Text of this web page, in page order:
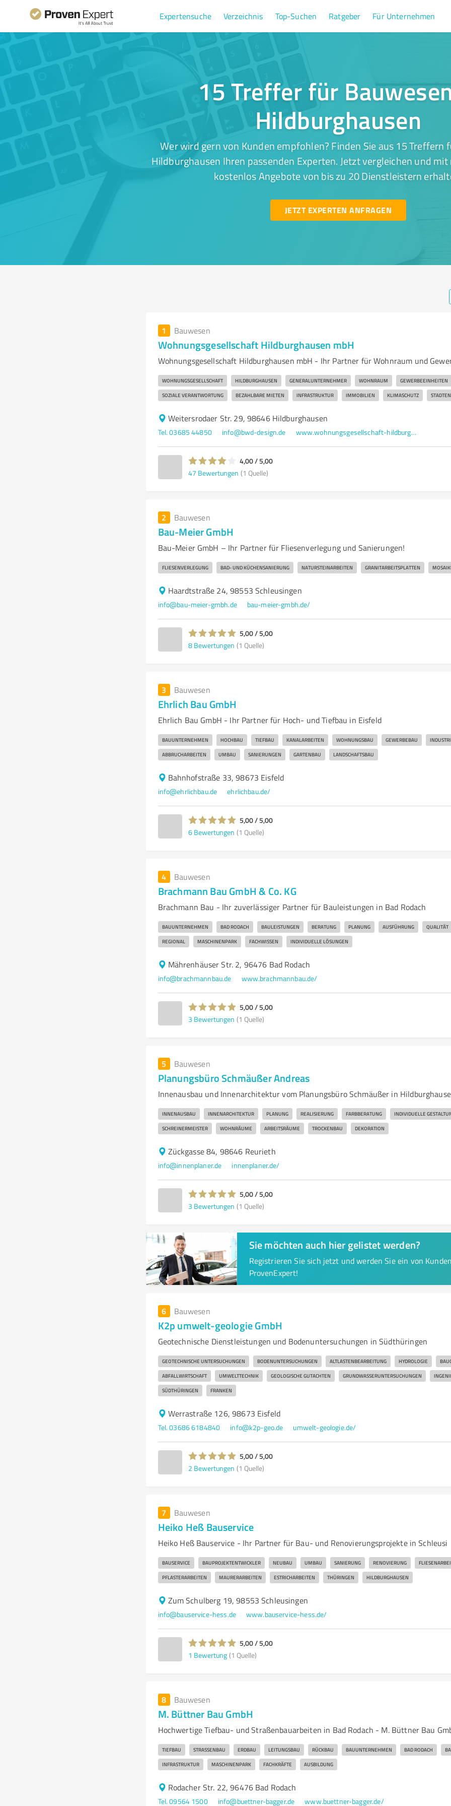
Expertensuche Verzeichnis Top-Suchen Ratgeber Für Unternehmen
15 Treffer für
Hildburghausen
Wer wird gern von Kunden empfohlen? Finden Sie aus 15 Treffern
Hildburghausen Ihren passenden Experten. Jetzt vergleichen und
kostenlos Angebote von bis zu 20 Dienstleistern
JETZT EXPERTEN ANFRAGEN
1 Bauwesen
Wohnungsgesellschaft Hildburghausen mbH
Wohnungsgesellschaft Hildburghausen mbH - Ihr Partner für Wohnraum und
WOHNUNGSGESELLSCHAFT HILDBURGHAUSEN GENERALUNTERNEHMER WOHNRAUM GEWERBEEINHEITEN
SOZIALE VERANTWORTUNG BEZAHLBARE MIETEN INFRASTRUKTUR IMMOBILIEN KLIMASCHUTZ
Weitersrodaer Str. 29, 98646 Hildburghausen
Tel. 03685 44850 info@bwd-design.de www.wohnungsgesellschaft-hildburghausen.de/
4,00 / 5,00
47 Bewertungen (1 Quelle)
2 Bauwesen
Bau-Meier GmbH
Bau-Meier GmbH – Ihr Partner für Fliesenverlegung und Sanierungen!
FLIESENVERLEGUNG BAD- UND KÜCHENSANIERUNG NATURSTEINARBEITEN GRANITARBEITSPLATTEN
Haardtstraße 24, 98553 Schleusingen
info@bau-meier-gmbh.de bau-meier-gmbh.de/
5,00 / 5,00
8 Bewertungen (1 Quelle)
3 Bauwesen
Ehrlich Bau GmbH
Ehrlich Bau GmbH - Ihr Partner für Hoch- und Tiefbau in Eisfeld
BAUUNTERNEHMEN HOCHBAU TIEFBAU KANALARBEITEN WOHNUNGSBAU GEWERBEBAU
ABBRUCHARBEITEN UMBAU SANIERUNGEN GARTENBAU LANDSCHAFTSBAU
Bahnhofstraße 33, 98673 Eisfeld
info@ehrlichbau.de ehrlichbau.de/
5,00 / 5,00
6 Bewertungen (1 Quelle)
4 Bauwesen
Brachmann Bau GmbH & Co. KG
Brachmann Bau - Ihr zuverlässiger Partner für Bauleistungen in Bad Rodach
BAUUNTERNEHMEN BAD RODACH BAULEISTUNGEN BERATUNG PLANUNG AUSFÜHRUNG QUALITÄT
REGIONAL MASCHINENPARK FACHWISSEN INDIVIDUELLE LÖSUNGEN
Mährenhäuser Str. 2, 96476 Bad Rodach
info@brachmannbau.de www.brachmannbau.de/
5,00 / 5,00
3 Bewertungen (1 Quelle)
5 Bauwesen
Planungsbüro Schmäußer Andreas
Innenausbau und Innenarchitektur vom Planungsbüro Schmäußer in
INNENAUSBAU INNENARCHITEKTUR PLANUNG REALISIERUNG FARBBERATUNG INDIVIDUELLE
SCHREINERMEISTER WOHNRÄUME ARBEITSRÄUME TROCKENBAU DEKORATION
Zückgasse 84, 98646 Reurieth
info@innenplaner.de innenplaner.de/
5,00 / 5,00
3 Bewertungen (1 Quelle)
Sie möchten auch hier gelistet werden?
Registrieren Sie sich jetzt und werden Sie ein von
ProvenExpert!
6 Bauwesen
K2p umwelt-geologie GmbH
Geotechnische Dienstleistungen und Bodenuntersuchungen in Südthüringen
GEOTECHNISCHE UNTERSUCHUNGEN BODENUNTERSUCHUNGEN ALTLASTENBEARBEITUNG HYDROLOGIE
ABFALLWIRTSCHAFT UMWELTTECHNIK GEOLOGISCHE GUTACHTEN GRUNDWASSERUNTERSUCHUNGEN
SÜDTHÜRINGEN FRANKEN
Werrastraße 126, 98673 Eisfeld
Tel. 03686 6184840 info@k2p-geo.de umwelt-geologie.de/
5,00 / 5,00
2 Bewertungen (1 Quelle)
7 Bauwesen
Heiko Heß Bauservice
Heiko Heß Bauservice - Ihr Partner für Bau- und Renovierungsprojekte in Schleusi
BAUSERVICE BAUPROJEKTENTWICKLER NEUBAU UMBAU SANIERUNG RENOVIERUNG
PFLASTERARBEITEN MAURERARBEITEN ESTRICHARBEITEN THÜRINGEN HILDBURGHAUSEN
Zum Schulberg 19, 98553 Schleusingen
info@bauservice-hess.de www.bauservice-hess.de/
5,00 / 5,00
1 Bewertung (1 Quelle)
8 Bauwesen
M. Büttner Bau GmbH
Hochwertige Tiefbau- und Straßenbauarbeiten in Bad Rodach - M. Büttner Bau
TIEFBAU STRASSENBAU ERDBAU LEITUNGSBAU RÜCKBAU BAUUNTERNEHMEN BAD RODACH
INFRASTRUKTUR MASCHINENPARK FACHKRÄFTE AUSBILDUNG
Rodacher Str. 22, 96476 Bad Rodach
Tel. 09564 1500 info@buettner-bagger.de www.buettner-bagger.de/